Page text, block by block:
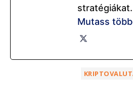
stratégiákat.
Mutass